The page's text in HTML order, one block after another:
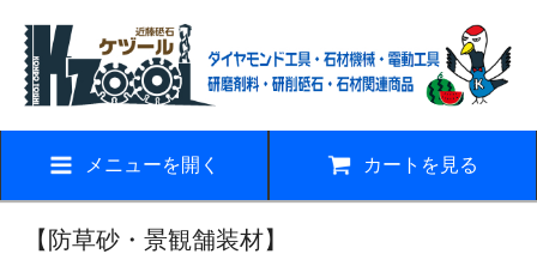
メニューを開く カートを見る
【防草砂・景観舗装材】